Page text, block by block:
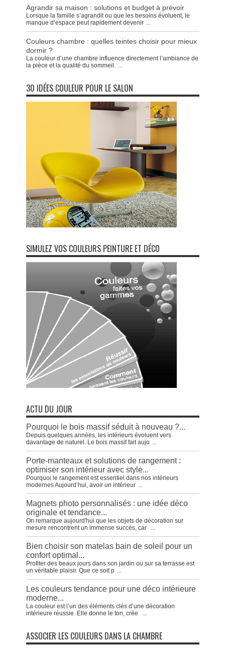
Agrandir sa maison : solutions et budget à prévoir
Lorsque la famille s’agrandit ou que les besoins évoluent, le
manque d’espace peut rapidement devenir ...
Couleurs chambre : quelles teintes choisir pour mieux
dormir ?
La couleur d’une chambre influence directement l’ambiance de
la pièce et la qualité du sommeil. ...
30 IDÉES COULEUR POUR LE SALON
SIMULEZ VOS COULEURS PEINTURE ET DÉCO
ACTU DU JOUR
Pourquoi le bois massif séduit à nouveau ?...
Depuis quelques années, les intérieurs évoluent vers
davantage de naturel. Le bois massif fait aujo ...
Porte-manteaux et solutions de rangement :
optimiser son intérieur avec style...
Pourquoi le rangement est essentiel dans nos intérieurs
modernes Aujourd’hui, avoir un intérieur ...
Magnets photo personnalisés : une idée déco
originale et tendance...
On remarque aujourd'hui que les objets de décoration sur
mesure rencontrent un immense succès, car
...
Bien choisir son matelas bain de soleil pour un
confort optimal...
Profiter des beaux jours dans son jardin ou sur sa terrasse est
un véritable plaisir. Que ce soit p ...
Les couleurs tendance pour une déco intérieure
moderne...
La couleur est l’un des éléments clés d’une décoration
intérieure réussie. Elle donne le ton, crée
...
ASSOCIER LES COULEURS DANS LA CHAMBRE